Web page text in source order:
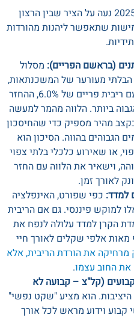
הדילמה המרכזית של הלווה ב-2025 נעה על הציר שבין הרצון
שתאפשר ליהנות מהורדות
(בראשם הפריים): מסלול
הבלתי מעורער של המשכנתאות,
הפך למסלול בסיכון גבוה. עם ריבית פריים של 6.0%, ההחזר
ביותר. הלווה מהמר למעשה
מהיר מספיק כדי שהחיסכון
הגבוהים בהווה. הסיכון הוא
או שאירוע כלכלי בלתי צפוי
וישאיר את הלווה עם החזר
לאורך זמן.
למדד: כפי שפורט, האינפלציה
למוקש פיננסי. גם אם הריבית
הקרן למדד עלולה לנפח את
אלפי שקלים לאורך חיי
מרחיקה את הורדת הריבית, אלא
את החוב עצמו.
(קל"צ – קבועה לא
היציבות. הוא מציע "שקט נפשי"
וידוע מראש לכל אורך